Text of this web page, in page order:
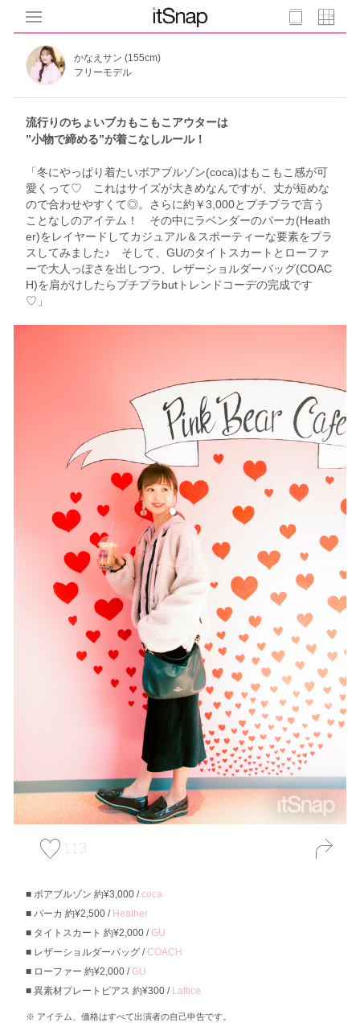
かなえサン (155cm)
フリーモデル
流行りのちょいブカもこもこアウターは
”小物で締める”が着こなしルール！
「冬にやっぱり着たいボアブルゾン(coca)はもこもこ感が可
愛くって♡ これはサイズが大きめなんですが、丈が短めな
ので合わせやすくて◎。さらに約￥3,000とプチプラで言う
ことなしのアイテム！ その中にラベンダーのパーカ(Heath
er)をレイヤードしてカジュアル＆スポーティーな要素をプラ
スしてみました♪ そして、GUのタイトスカートとローファ
ーで大人っぽさを出しつつ、レザーショルダーバッグ(COAC
H)を肩がけしたらプチプラbutトレンドコーデの完成です
♡」
113
ボアブルゾン 約¥3,000 /coca
パーカ 約¥2,500 / Heather
タイトスカート 約¥2,000 /GU
レザーショルダーバッグ /COACH
ローファー 約¥2,000 /GU
異素材プレートピアス 約¥300 / Lattice
アイテム、価格はすべて出演者の自己申告です。